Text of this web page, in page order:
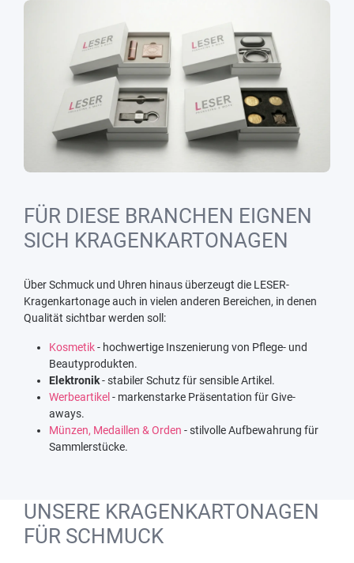
FÜR DIESE BRANCHEN EIGNEN
SICH KRAGENKARTONAGEN
Über Schmuck und Uhren hinaus überzeugt die LESER-
Kragenkartonage auch in vielen anderen Bereichen, in denen
Qualität sichtbar werden soll:
Kosmetik- hochwertige Inszenierung von Pflege- und
Beautyprodukten.
Elektronik- stabiler Schutz für sensible Artikel.
Werbeartikel - markenstarke Präsentation für Give-
aways.
Münzen, Medaillen & Orden - stilvolle Aufbewahrung für
Sammlerstücke.
UNSERE KRAGENKARTONAGEN
FÜR SCHMUCK